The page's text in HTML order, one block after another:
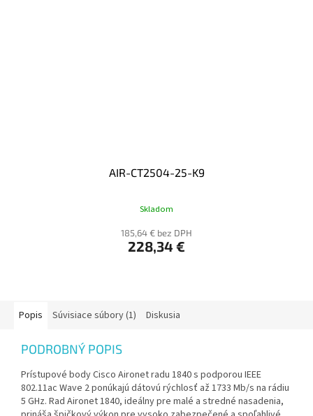
AIR-CT2504-25-K9
Skladom
185,64 € bez DPH
228,34 €
Popis Súvisiace súbory (1) Diskusia
PODROBNÝ POPIS
Prístupové body Cisco Aironet radu 1840 s podporou IEEE
802.11ac Wave 2 ponúkajú dátovú rýchlosť až 1733 Mb/s na rádiu
5 GHz. Rad Aironet 1840, ideálny pre malé a stredné nasadenia,